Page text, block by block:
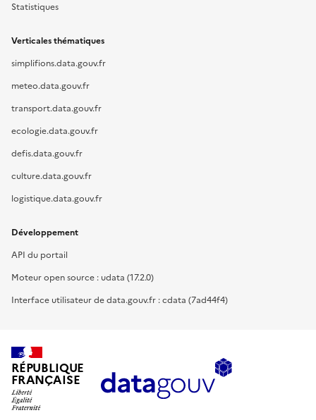
Statistiques
Verticales thématiques
simplifions.data.gouv.fr
meteo.data.gouv.fr
transport.data.gouv.fr
ecologie.data.gouv.fr
defis.data.gouv.fr
culture.data.gouv.fr
logistique.data.gouv.fr
Développement
API du portail
Moteur open source : udata (17.2.0)
Interface utilisateur de data.gouv.fr : cdata (7ad44f4)
RÉPUBLIQUE
FRANÇAISE